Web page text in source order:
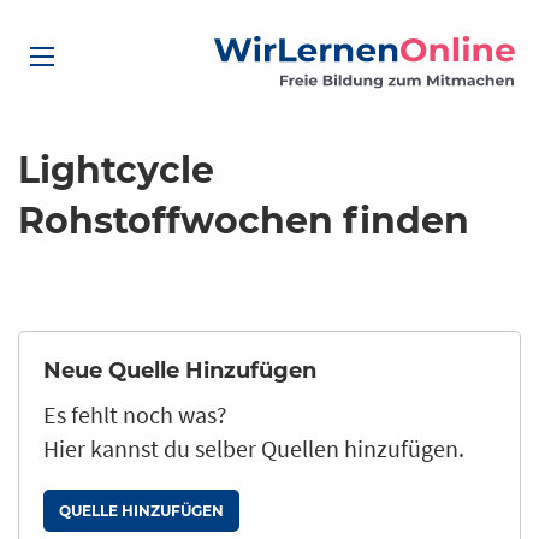
Lightcycle
Rohstoffwochen finden
Neue Quelle Hinzufügen
Es fehlt noch was?
Hier kannst du selber Quellen hinzufügen.
QUELLE HINZUFÜGEN